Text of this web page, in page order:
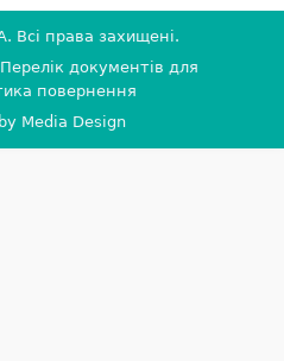
. Всі права захищені.
Перелік документів для
повернення
Media Design